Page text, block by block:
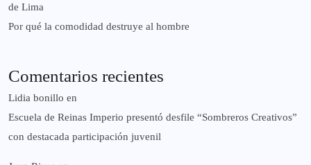
de Lima
Por qué la comodidad destruye al hombre
Comentarios recientes
Lidia bonillo en
Escuela de Reinas Imperio presentó desfile “Sombreros Creativos”
con destacada participación juvenil